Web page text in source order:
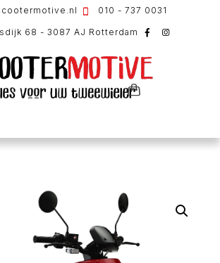
010 - 737 0031
68 - 3087 AJ Rotterdam